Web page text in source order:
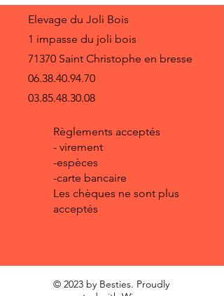
Elevage du Joli Bois
1 impasse du joli bois
71370 Saint Christophe en bresse
06.38.40.94.70
03.85.48.30.08
Règlements acceptés
- virement
-espèces
-carte bancaire
Les chèques ne sont plus
acceptés
© 2023 by Besties. Proudly